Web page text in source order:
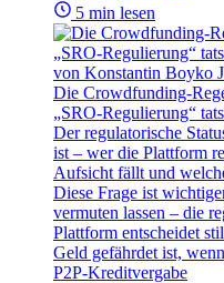
5 min lesen
von Konstantin Boyko
Die Crowdfunding-
„SRO-Regulierung“
Der regulatorische
ist – wer die Plattform
Aufsicht fällt und
Diese Frage ist
vermuten lassen – die
Plattform entscheidet
Geld gefährdet ist,
P2P-Kreditvergabe